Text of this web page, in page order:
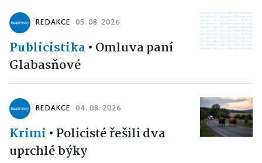
REDAKCE 05. 08. 2026
Publicistika• Omluva paní
Glabasňové
REDAKCE 04. 08. 2026
Krimi • Policisté řešili dva
uprchlé býky